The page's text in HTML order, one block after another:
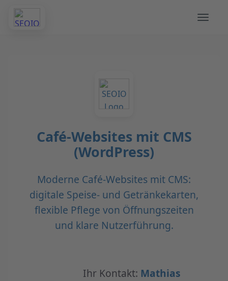
Café-Websites mit CMS
(WordPress)
Moderne Café-Websites mit CMS:
digitale Speise- und Getränkekarten,
flexible Pflege von Öffnungszeiten
und klare Nutzerführung.
Ihr Kontakt: Mathias